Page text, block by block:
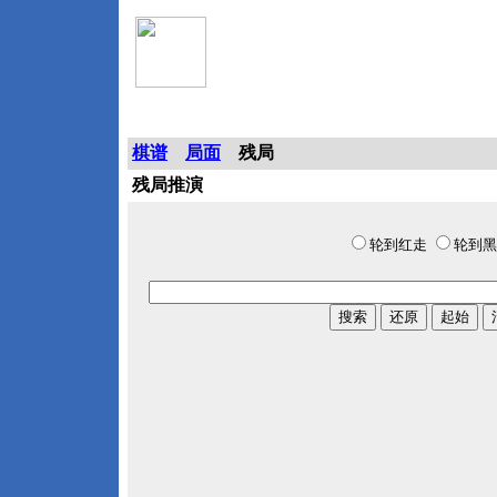
棋谱 局面
残局
残局推演
轮到红走 轮到